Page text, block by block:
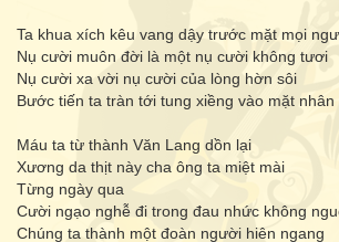
Ta khua xích kêu vang dậy trước mặt mọi
Nụ cười muôn đời là một nụ cười không tươi
Nụ cười xa vời nụ cười của lòng hờn sôi
Bước tiến ta tràn tới tung xiềng vào mặt nhân
Máu ta từ thành Văn Lang dồn lại
Xương da thịt này cha ông ta miệt mài
Từng ngày qua
Cười ngạo nghễ đi trong đau nhức không
Chúng ta thành một đoàn người hiên ngang